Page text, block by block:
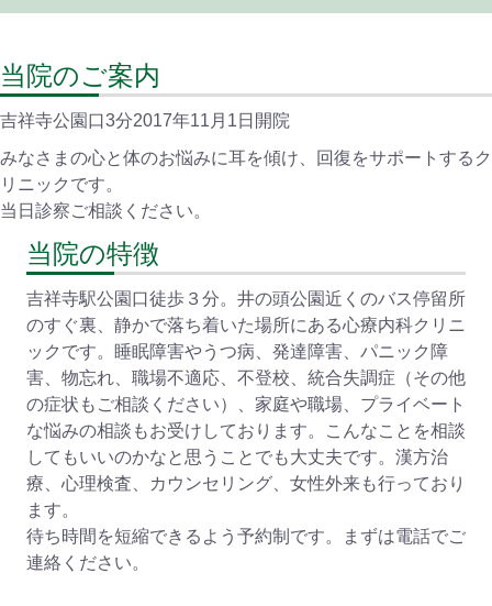
当院のご案内
吉祥寺公園口3分2017年11月1日開院
みなさまの心と体のお悩みに耳を傾け、回復をサポートするク
リニックです。
当日診察ご相談ください。
当院の特徴
吉祥寺駅公園口徒歩３分。井の頭公園近くのバス停留所
のすぐ裏、静かで落ち着いた場所にある心療内科クリニ
ックです。睡眠障害やうつ病、発達障害、パニック障
害、物忘れ、職場不適応、不登校、統合失調症（その他
の症状もご相談ください）、家庭や職場、プライベート
な悩みの相談もお受けしております。こんなことを相談
してもいいのかなと思うことでも大丈夫です。漢方治
療、心理検査、カウンセリング、女性外来も行っており
ます。
待ち時間を短縮できるよう予約制です。まずは電話でご
連絡ください。